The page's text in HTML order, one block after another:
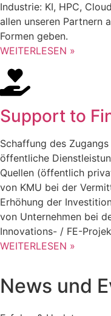
Industrie: KI, HPC,
allen unseren Partnern
Formen geben.
WEITERLESEN »
Support to
Schaffung des
öffentliche
Quellen (öffentlich
von KMU bei der
Erhöhung der
von Unternehmen bei
Innovations- / FE-
WEITERLESEN »
News und